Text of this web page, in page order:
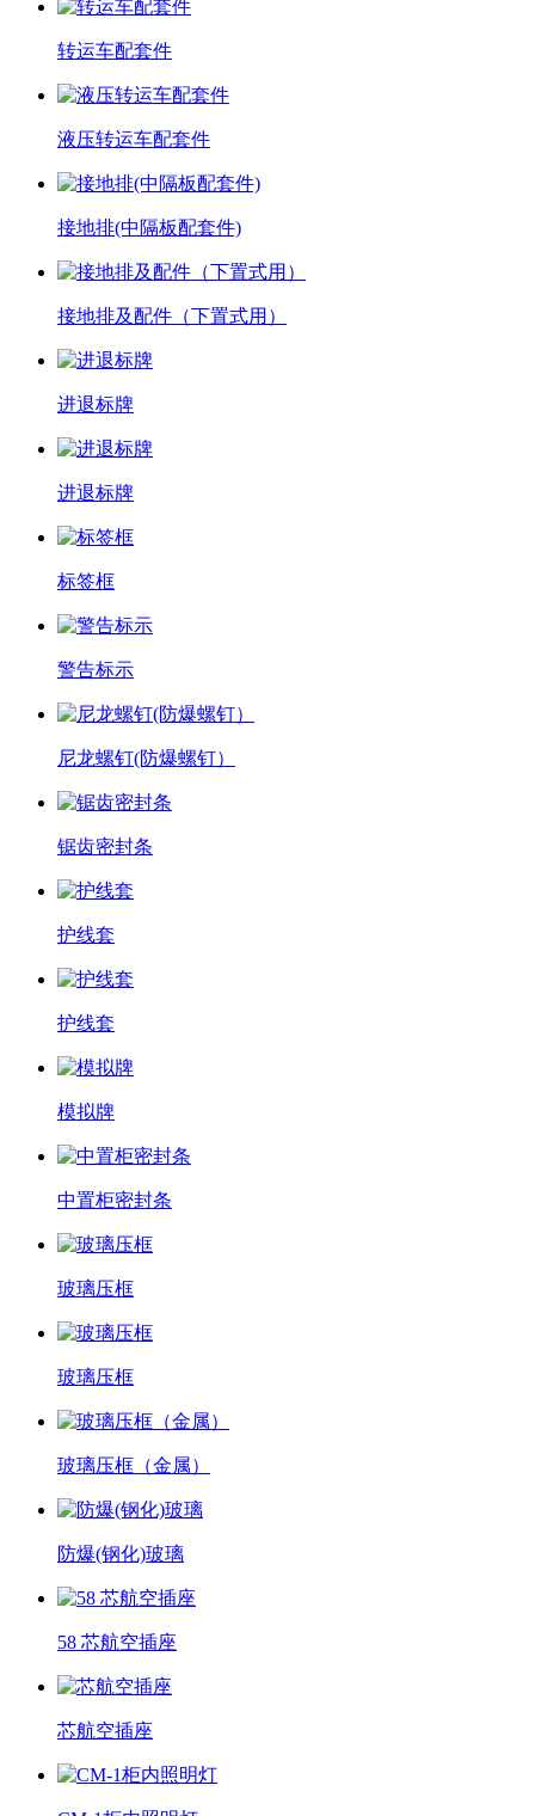
转运车配套件
液压转运车配套件
接地排(中隔板配套件)
接地排及配件（下置式用）
进退标牌
进退标牌
标签框
警告标示
尼龙螺钉(防爆螺钉）
锯齿密封条
护线套
护线套
模拟牌
中置柜密封条
玻璃压框
玻璃压框
玻璃压框（金属）
防爆(钢化)玻璃
58 芯航空插座
芯航空插座